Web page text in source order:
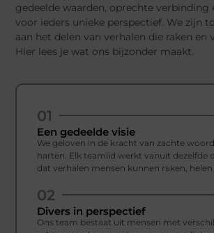
gedeelde waarden, oprechte verbinding
voor ieders unieke perspectief. We zijn
aan het delen van verhalen die raken en
Hier lees je wat ons bijzonder maakt.
01
Een gedeelde visie
We geloven in de kracht van zachte
harten. Elk teamlid werkt vanuit dezelfde
dat verhalen mensen kunnen raken, helen
02
Divers in perspectief
Ons team bestaat uit mensen met